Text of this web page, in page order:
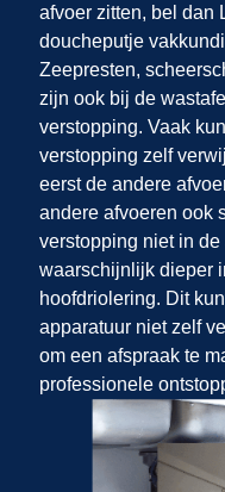
afvoer zitten, bel dan
doucheputje
Zeepresten,
zijn ook bij de
verstopping. Vaak
verstopping zelf
eerst de andere
andere afvoeren ook
verstopping niet in
waarschijnlijk dieper
hoofdriolering. Dit
apparatuur niet zelf
om een afspraak te
professionele